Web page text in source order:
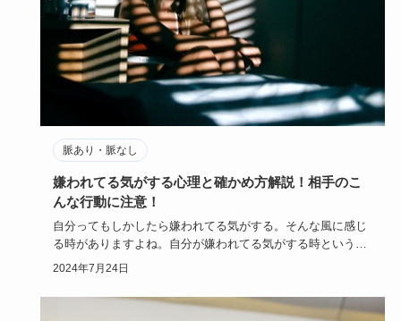
脈あり・脈なし
嫌われてる気がする心理と確かめ方解説！相手のこ
んな行動に注意！
自分ってもしかしたら嫌われてる気がする。そんな風に感じ
る時がありますよね。自分が嫌われてる気がする時というの
は、どんな心理…
2024年7月24日